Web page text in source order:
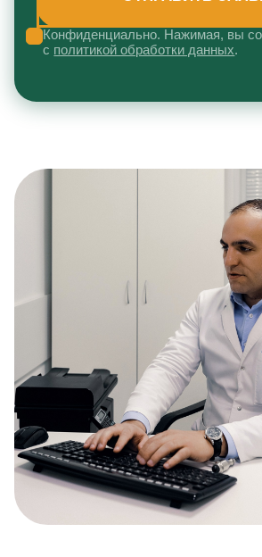
Конфиденциально. Нажимая, вы
с политикой обработки данных.